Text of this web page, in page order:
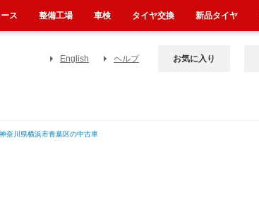
English ヘルプ お気に入り
奈川県横浜市青葉区の中古車
ス 整備工場 車検 タイヤ交換 新品タイヤ